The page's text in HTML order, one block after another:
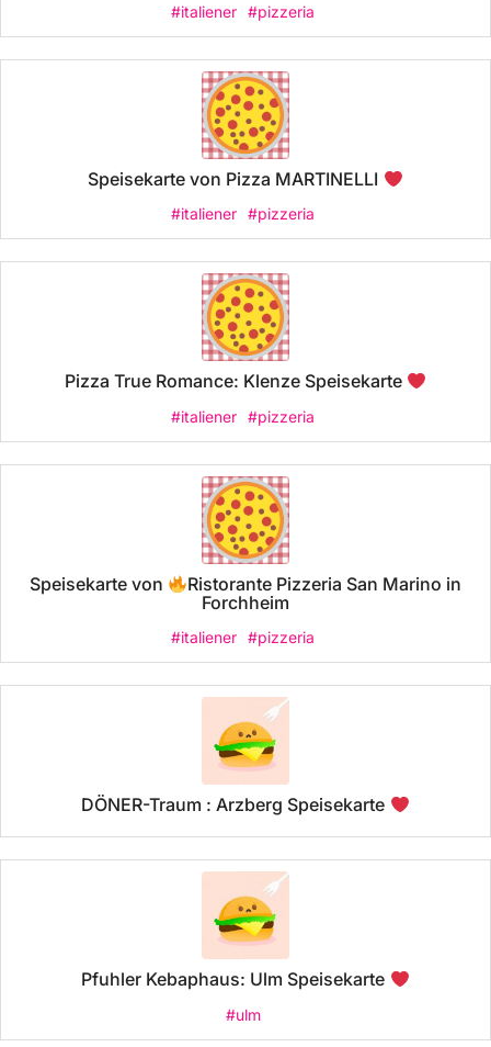
#italiener #pizzeria
Speisekarte von Pizza MARTINELLI
#italiener #pizzeria
Pizza True Romance: Klenze Speisekarte
#italiener #pizzeria
Speisekarte von
Ristorante Pizzeria San Marino in
Forchheim
#italiener #pizzeria
DÖNER-Traum : Arzberg Speisekarte
Pfuhler Kebaphaus: Ulm Speisekarte
#ulm